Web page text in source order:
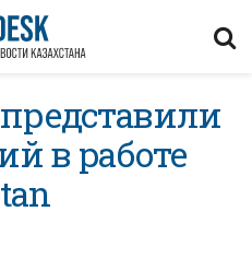
в работе